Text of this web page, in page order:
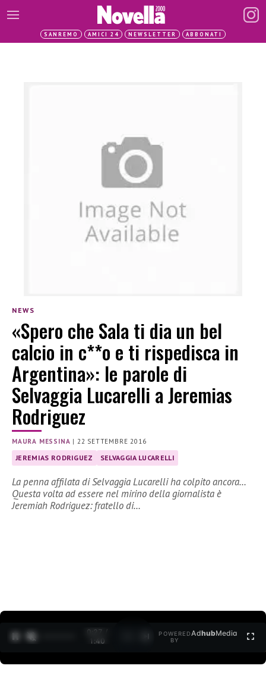
SANREMO AMICI 24 NEWSLETTER ABBONATI
NEWS
«Spero che Sala ti dia un bel
calcio in c**o e ti rispedisca in
Argentina»: le parole di
Selvaggia Lucarelli a Jeremias
Rodriguez
MAURA MESSINA | 22 SETTEMBRE 2016
JEREMIAS RODRIGUEZ SELVAGGIA LUCARELLI
La penna affilata di Selvaggia Lucarelli ha colpito ancora…
Questa volta ad essere nel mirino della giornalista è
Jeremiah Rodriguez: fratello di…
0:27 /
1:40
POWERED
BY
AdhubMedia